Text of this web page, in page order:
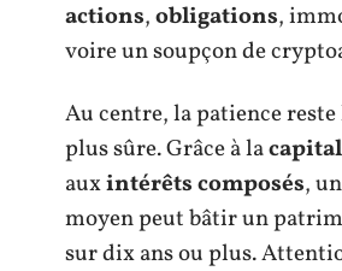
actions,obligations,
voire un soupçon de
Au centre, la patience reste
plus sûre. Grâce à la
auxintérêts composés,
moyen peut bâtir un
sur dix ans ou plus.